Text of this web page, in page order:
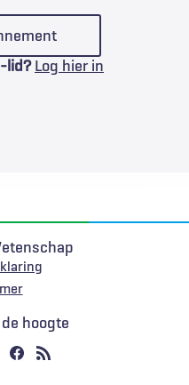
lid? Log hier in
hoogte